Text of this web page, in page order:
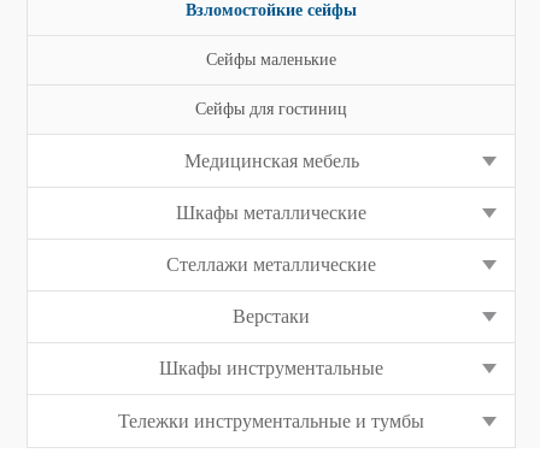
Взломостойкие сейфы
Сейфы маленькие
Сейфы для гостиниц
Медицинская мебель
Шкафы металлические
Стеллажи металлические
Верстаки
Шкафы инструментальные
Тележки инструментальные и тумбы